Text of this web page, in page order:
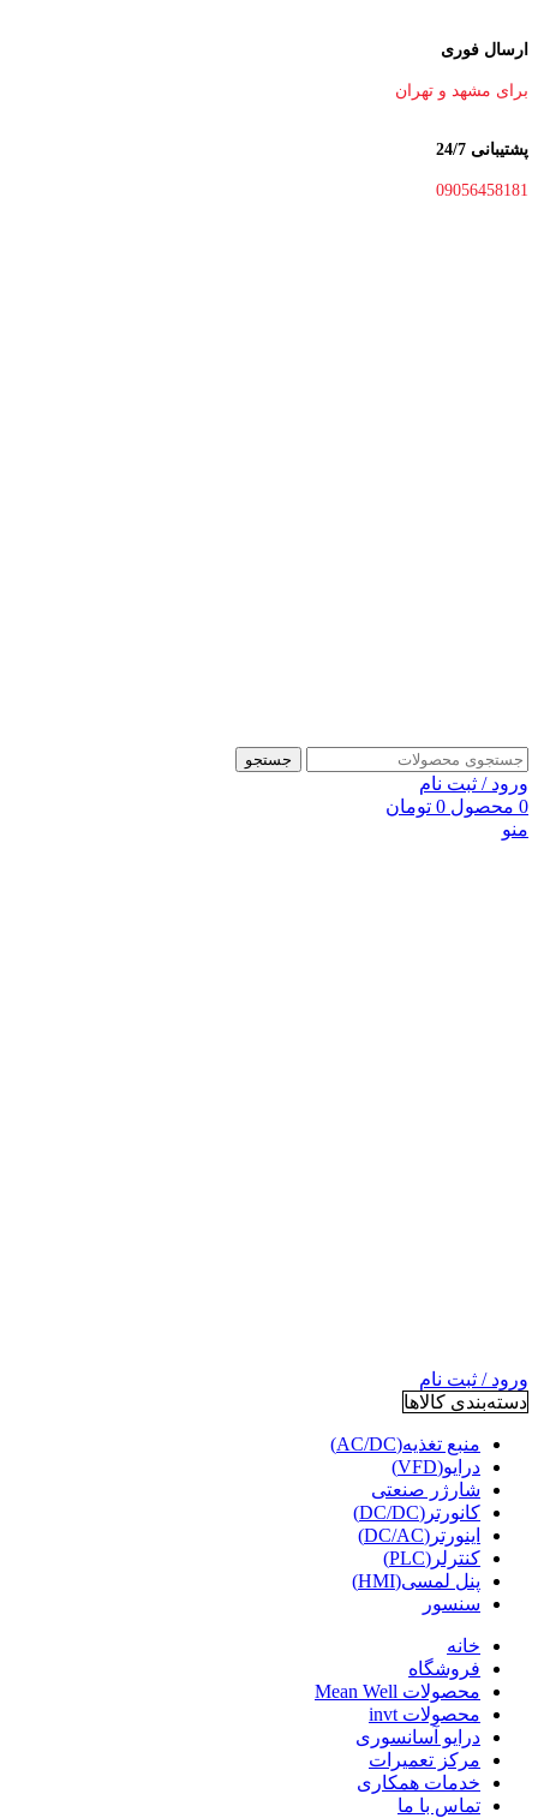
ارسال فوری
برای مشهد و تهران
پشتیبانی 24/7
09056458181
جستجو
ورود / ثبت نام
0 محصول 0 تومان
منو
ورود / ثبت نام
دسته‌بندی کالاها
منبع تغذیه(AC/DC)
درایو(VFD)
شارژر صنعتی
کانورتر(DC/DC)
اینورتر(DC/AC)
کنترلر(PLC)
پنل لمسی(HMI)
سنسور
خانه
فروشگاه
محصولات Mean Well
محصولات invt
درایو آسانسوری
مرکز تعمیرات
خدمات همکاری
تماس با ما